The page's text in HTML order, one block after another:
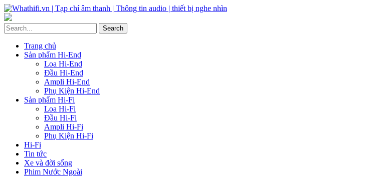
Trang chủ
Sản phẩm Hi-End
Loa Hi-End
Đầu Hi-End
Ampli Hi-End
Phụ Kiện Hi-End
Sản phẩm Hi-Fi
Loa Hi-Fi
Đầu Hi-Fi
Ampli Hi-Fi
Phụ Kiện Hi-Fi
Hi-Fi
Tin tức
Xe và đời sống
Phim Nước Ngoài